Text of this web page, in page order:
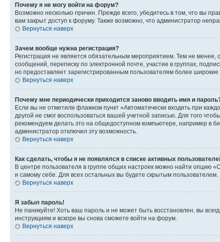
Почему я не могу войти на форум?
Возможно несколько причин. Прежде всего, убедитесь в том, что вы
вам закрыт доступ к форуму. Также возможно, что администратор
Вернуться наверх
Зачем вообще нужна регистрация?
Регистрация не является обязательным мероприятием. Тем не
сообщений, переписку по электронной почте, участие в группах,
но предоставляет зарегистрированным пользователям более
Вернуться наверх
Почему мне периодически приходится заново вводить имя и
Если вы не отметили флажком пункт «Автоматически входить при
другой не смог воспользоваться вашей учетной записью. Для того
рекомендуем делать это на общедоступном компьютере, например в
администратор отключил эту возможность.
Вернуться наверх
Как сделать, чтобы я не появлялся в списке активных
В центре пользователя в группе общих настроек можно найти опцию
и самому себе. Для всех остальных вы будете скрытым пользователем.
Вернуться наверх
Я забыл пароль!
Не паникуйте! Хоть ваш пароль и не может быть восстановлен, вы
инструкциям и вскоре вы снова сможете войти на форум.
Вернуться наверх